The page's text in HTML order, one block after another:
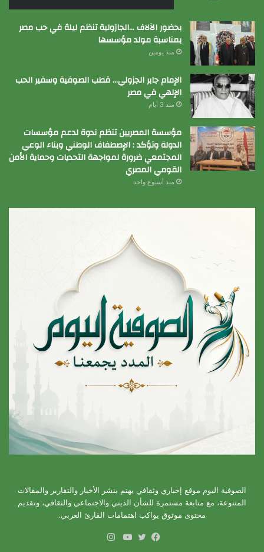
بحضور الآلاف …الجازولية تنظم ليلة في حب مصر
بمناسبة مولد مؤسسها
منذ يومين
الإمام جابر الجزولي… قطب الصوفية وسفير الحب
الإلهي في مصر
منذ 3 أيام
مؤسسة المصريين تنظم ندوة لدعم مؤسسات
الدولة وتؤكد : الإصطفاف الوطني وبناء الوعي
المجتمعي ضرورة لمواجهة التحديات وحماية الأمن
القومي المصري
منذ أسبوع واحد
الصوفية اليوم موقع إخباري وثقافي يهتم بنشر الأخبار والتقارير والمقالات
المتنوعة، مع متابعة مستمرة للشأن الديني والاجتماعي والثقافي، وتقديم
محتوى موثوق يواكب اهتمامات القارئ العربي.